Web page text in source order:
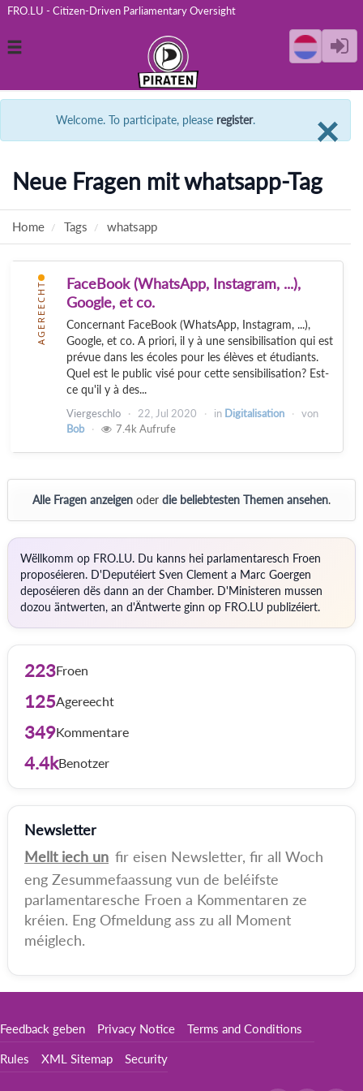
FRO.LU - Citizen-Driven Parliamentary Oversight
Toggle
×
Welcome. To participate, please register.
Neue Fragen mit whatsapp-Tag
Home Tags whatsapp
AGEREECHT
FaceBook (WhatsApp, Instagram, ...),
Google, et co.
Concernant FaceBook (WhatsApp, Instagram, ...),
Google, et co. A priori, il y à une sensibilisation qui est
prévue dans les écoles pour les élèves et étudiants.
Quel est le public visé pour cette sensibilisation? Est-
ce qu'il y à des...
Viergeschlo 22, Jul 2020 in Digitalisation
von
Bob
7.4k Aufrufe
Alle Fragen anzeigen oder die beliebtesten Themen ansehen.
Wëllkomm op FRO.LU. Du kanns hei parlamentaresch Froen
proposéieren. D'Deputéiert Sven Clement a Marc Goergen
deposéieren dës dann an der Chamber. D'Ministeren mussen
dozou äntwerten, an d'Äntwerte ginn op FRO.LU publizéiert.
223Froen
125Agereecht
349Kommentare
4.4kBenotzer
Newsletter
Mellt iech un fir eisen Newsletter, fir all Woch
eng Zesummefaassung vun de beléifste
parlamentaresche Froen a Kommentaren ze
kréien. Eng Ofmeldung ass zu all Moment
méiglech.
Feedback geben Privacy Notice Terms and Conditions
Rules XML Sitemap Security